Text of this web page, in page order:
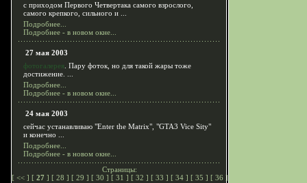
с приходом Первого Четвертака самого взрослого,
самого крепкого, сильного и ...
Подробнее...
Подробнее - в новом окне...
27 мая 2003
фотогалерея . Пару фоток, но для такой жары тоже
достижение. ...
Подробнее...
Подробнее - в новом окне...
24 мая 2003
сейчас устанавливаю "Enter the Matrix", "GTA3 Vice Sity"
и конечно ...
Подробнее...
Подробнее - в новом окне...
Страницы:
[ << ] [ 27] [ 28 ] [ 29 ] [ 30 ] [ 31 ] [ 32 ] [ 33 ] [ 34 ] [ 35 ] [ 36 ]